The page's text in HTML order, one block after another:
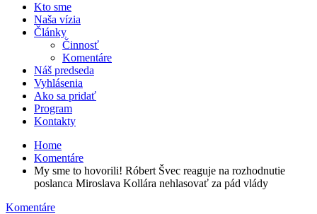
Kto sme
Naša vízia
Články
Činnosť
Komentáre
Náš predseda
Vyhlásenia
Ako sa pridať
Program
Kontakty
Home
Komentáre
My sme to hovorili! Róbert Švec reaguje na rozhodnutie
poslanca Miroslava Kollára nehlasovať za pád vlády
Komentáre